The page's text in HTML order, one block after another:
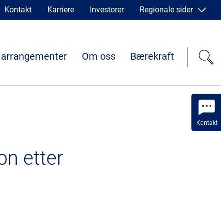
Kontakt
Kontakt Karriere Investorer Regionale sider
Om oss Bærekraft
etter